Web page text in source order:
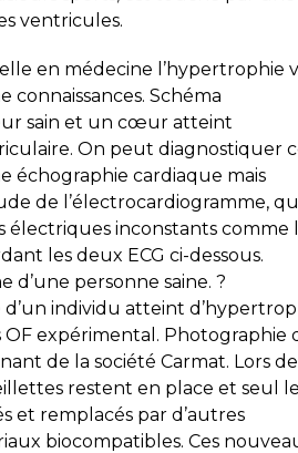
ventricules.
en médecine l’hypertrophie
connaissances. Schéma
sain et un cœur atteint
On peut diagnostiquer
échographie cardiaque mais
de l’électrocardiogramme,
électriques inconstants comme
les deux ECG ci-dessous.
d’une personne saine. ?
individu atteint
OF expérimental. Photographie
de la société Carmat. Lors de
restent en place et seul
et remplacés par d’autres
biocompatibles. Ces